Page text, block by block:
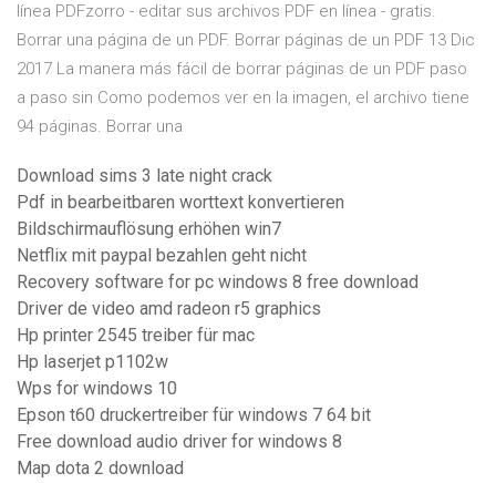
línea PDFzorro - editar sus archivos PDF en línea - gratis.
Borrar una página de un PDF. Borrar páginas de un PDF 13 Dic
2017 La manera más fácil de borrar páginas de un PDF paso
a paso sin Como podemos ver en la imagen, el archivo tiene
94 páginas. Borrar una
Download sims 3 late night crack
Pdf in bearbeitbaren worttext konvertieren
Bildschirmauflösung erhöhen win7
Netflix mit paypal bezahlen geht nicht
Recovery software for pc windows 8 free download
Driver de video amd radeon r5 graphics
Hp printer 2545 treiber für mac
Hp laserjet p1102w
Wps for windows 10
Epson t60 druckertreiber für windows 7 64 bit
Free download audio driver for windows 8
Map dota 2 download